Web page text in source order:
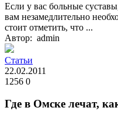
Если у вас больные
вам незамедлительно
стоит отметить, что ...
Автор: admin
Статьи
22.02.2011
1256 0
Где в Омске лечат,